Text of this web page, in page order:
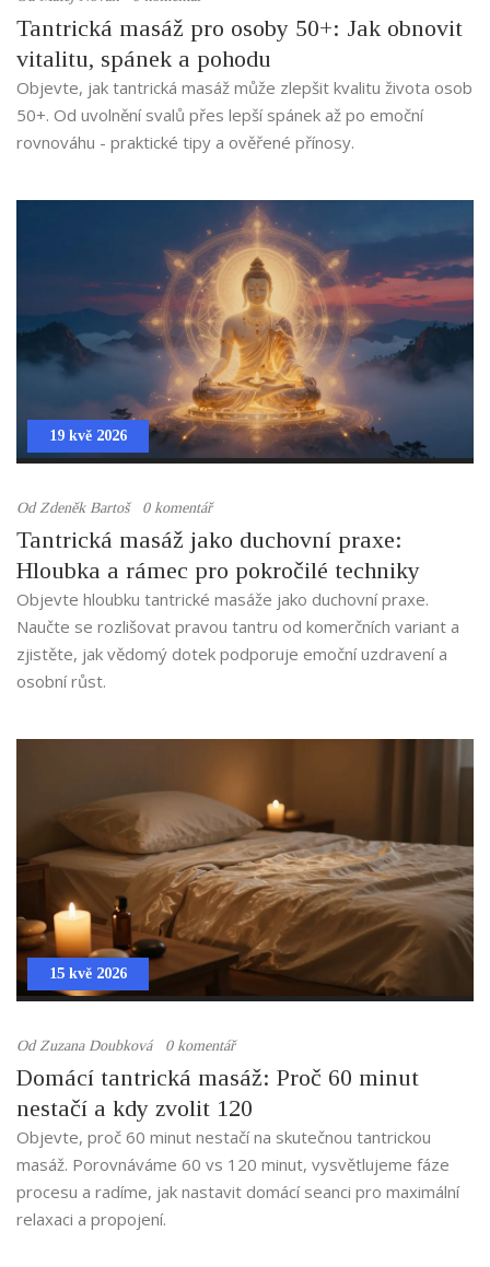
Tantrická masáž pro osoby 50+: Jak obnovit
vitalitu, spánek a pohodu
Objevte, jak tantrická masáž může zlepšit kvalitu života osob
50+. Od uvolnění svalů přes lepší spánek až po emoční
rovnováhu - praktické tipy a ověřené přínosy.
19 kvě 2026
Od Zdeněk Bartoš 0 komentář
Tantrická masáž jako duchovní praxe:
Hloubka a rámec pro pokročilé techniky
Objevte hloubku tantrické masáže jako duchovní praxe.
Naučte se rozlišovat pravou tantru od komerčních variant a
zjistěte, jak vědomý dotek podporuje emoční uzdravení a
osobní růst.
15 kvě 2026
Od Zuzana Doubková 0 komentář
Domácí tantrická masáž: Proč 60 minut
nestačí a kdy zvolit 120
Objevte, proč 60 minut nestačí na skutečnou tantrickou
masáž. Porovnáváme 60 vs 120 minut, vysvětlujeme fáze
procesu a radíme, jak nastavit domácí seanci pro maximální
relaxaci a propojení.